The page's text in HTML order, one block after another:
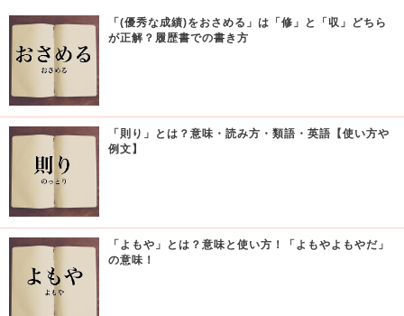
「(優秀な成績)をおさめる」は「修」と「収」どちら
が正解？履歴書での書き方
「則り」とは？意味・読み方・類語・英語【使い方や
例文】
「よもや」とは？意味と使い方！「よもやよもやだ」
の意味！